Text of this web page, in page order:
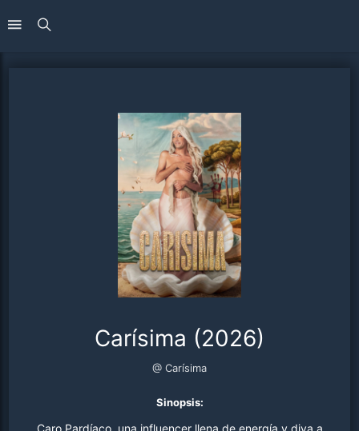
Carísima (2026)
@ Carísima
Sinopsis:
Caro Pardíaco, una influencer llena de energía y diva a